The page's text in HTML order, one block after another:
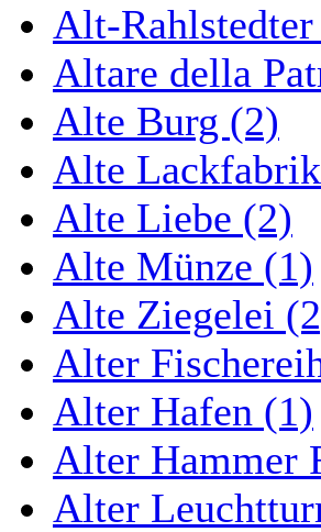
Alt-
Altare della
Alte Burg (2)
Alte
Alte Liebe (2)
Alte Münze (1)
Alte Ziegelei
Alter
Alter Hafen (1)
Alter Hammer
Alter